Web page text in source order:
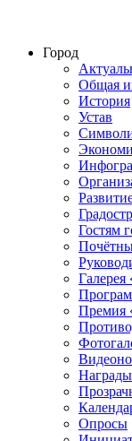
Город
Общая
История
Устав
Гостям
Галерея
Премия
Награды
Опросы